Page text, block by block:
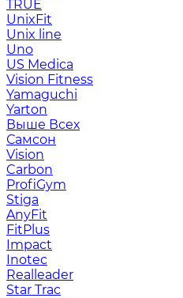
TRUE
UnixFit
Unix line
Uno
US Medica
Vision Fitness
Yamaguchi
Yarton
Выше Всех
Самсон
Vision
Carbon
ProfiGym
Stiga
AnyFit
FitPlus
Impact
Inotec
Realleader
Star Trac